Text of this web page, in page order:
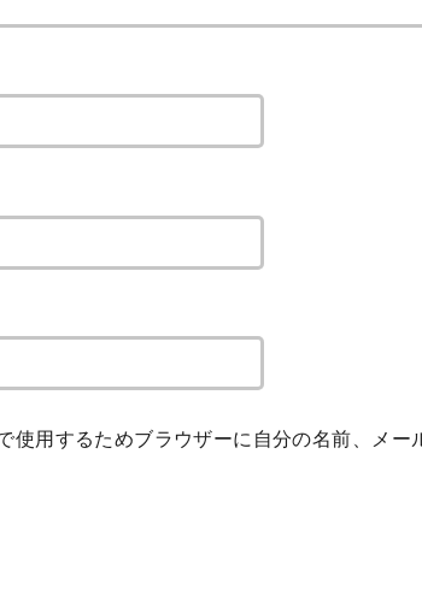
使用するためブラウザーに自分の名前、メー